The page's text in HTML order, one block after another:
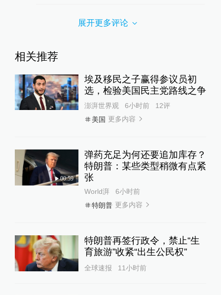
展开更多评论
相关推荐
埃及移民之子赢得参议员初
选，检验美国民主党路线之争
澎湃世界观 6小时前 12评
美国 更多内容
00:59
弹药充足为何还要追加库存？
特朗普：某些类型稍微有点紧
张
World湃
6小时前
特朗普 更多内容
特朗普再签行政令，禁止“生
育旅游”收紧“出生公民权”
全球速报 11小时前